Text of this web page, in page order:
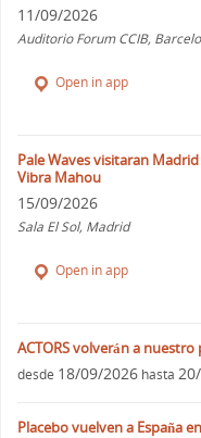
11/09/2026
Auditorio Forum CCIB,
Open in app
Pale Waves visitaran
Vibra Mahou
15/09/2026
Sala El Sol, Madrid
Open in app
ACTORS volverán a
desde 18/09/2026 hasta
Placebo vuelven a España